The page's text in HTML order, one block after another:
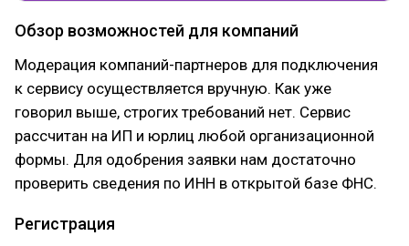
Обзор возможностей для компаний
Модерация компаний-партнеров для подключения
к сервису осуществляется вручную. Как уже
говорил выше, строгих требований нет. Сервис
рассчитан на ИП и юрлиц любой организационной
формы. Для одобрения заявки нам достаточно
проверить сведения по ИНН в открытой базе ФНС.
Регистрация